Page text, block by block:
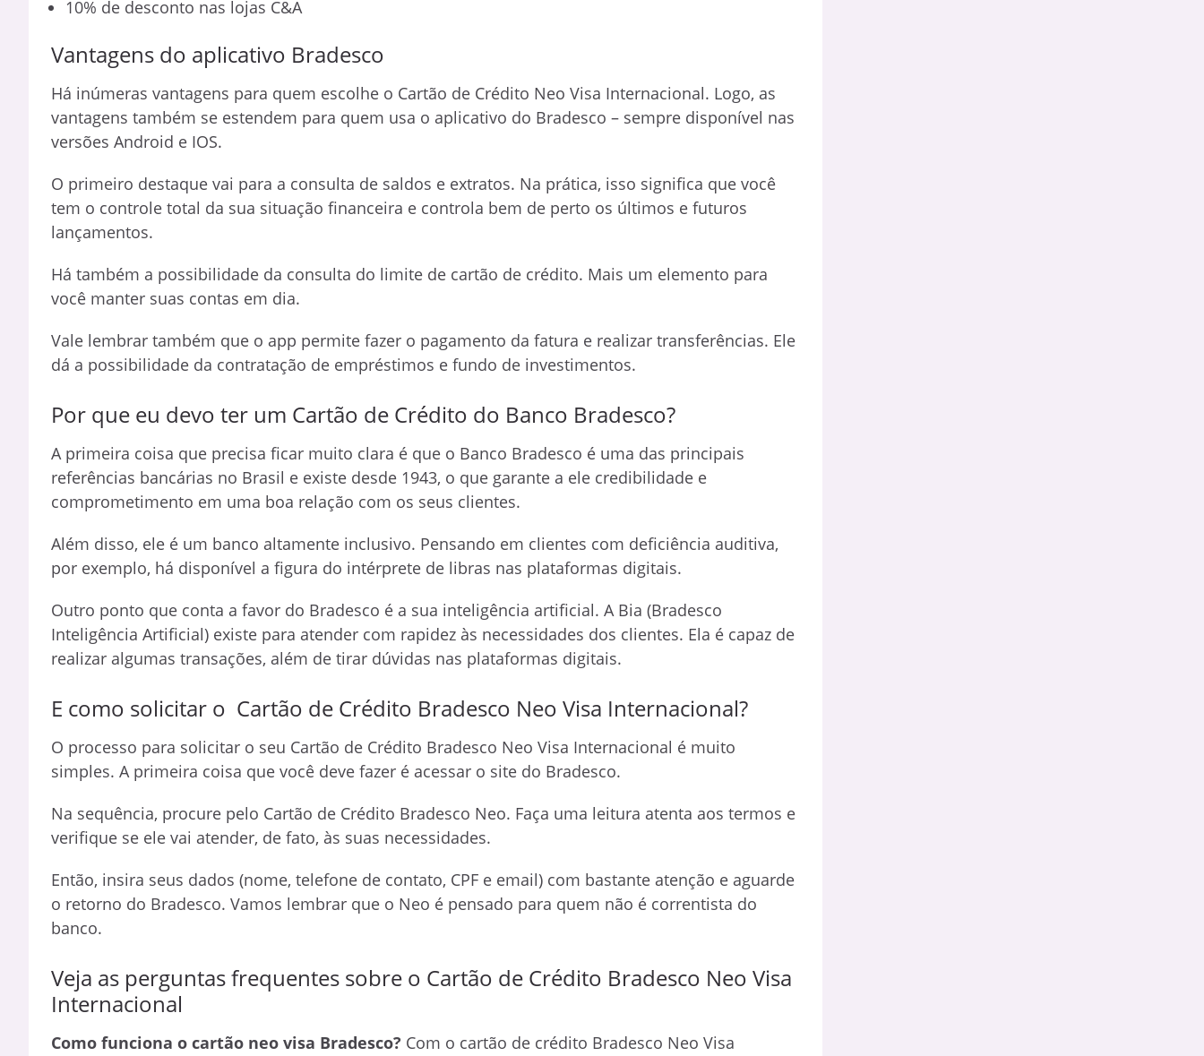
10% de desconto nas lojas C&A
Vantagens do aplicativo Bradesco
Há inúmeras vantagens para quem escolhe o Cartão de Crédito Neo Visa Internacional. Logo, as
vantagens também se estendem para quem usa o aplicativo do Bradesco – sempre disponível nas
versões Android e IOS.
O primeiro destaque vai para a consulta de saldos e extratos. Na prática, isso significa que você
tem o controle total da sua situação financeira e controla bem de perto os últimos e futuros
lançamentos.
Há também a possibilidade da consulta do limite de cartão de crédito. Mais um elemento para
você manter suas contas em dia.
Vale lembrar também que o app permite fazer o pagamento da fatura e realizar transferências. Ele
dá a possibilidade da contratação de empréstimos e fundo de investimentos.
Por que eu devo ter um Cartão de Crédito do Banco Bradesco?
A primeira coisa que precisa ficar muito clara é que o Banco Bradesco é uma das principais
referências bancárias no Brasil e existe desde 1943, o que garante a ele credibilidade e
comprometimento em uma boa relação com os seus clientes.
Além disso, ele é um banco altamente inclusivo. Pensando em clientes com deficiência auditiva,
por exemplo, há disponível a figura do intérprete de libras nas plataformas digitais.
Outro ponto que conta a favor do Bradesco é a sua inteligência artificial. A Bia (Bradesco
Inteligência Artificial) existe para atender com rapidez às necessidades dos clientes. Ela é capaz de
realizar algumas transações, além de tirar dúvidas nas plataformas digitais.
E como solicitar o Cartão de Crédito Bradesco Neo Visa Internacional?
O processo para solicitar o seu Cartão de Crédito Bradesco Neo Visa Internacional é muito
simples. A primeira coisa que você deve fazer é acessar o site do Bradesco.
Na sequência, procure pelo Cartão de Crédito Bradesco Neo. Faça uma leitura atenta aos termos e
verifique se ele vai atender, de fato, às suas necessidades.
Então, insira seus dados (nome, telefone de contato, CPF e email) com bastante atenção e aguarde
o retorno do Bradesco. Vamos lembrar que o Neo é pensado para quem não é correntista do
banco.
Veja as perguntas frequentes sobre o Cartão de Crédito Bradesco Neo Visa
Internacional
Como funciona o cartão neo visa Bradesco? Com o cartão de crédito Bradesco Neo Visa